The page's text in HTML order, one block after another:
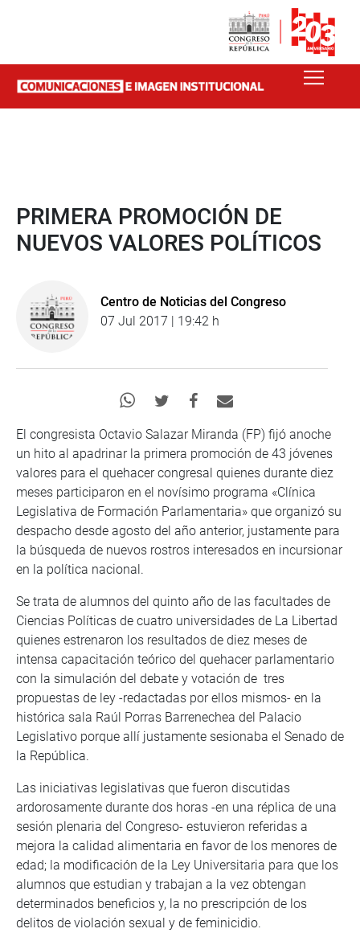
PRIMERA PROMOCIÓN DE
NUEVOS VALORES POLÍTICOS
Centro de Noticias del Congreso
07 Jul 2017 | 19:42 h
El congresista Octavio Salazar Miranda (FP) fijó anoche
un hito al apadrinar la primera promoción de 43 jóvenes
valores para el quehacer congresal quienes durante diez
meses participaron en el novísimo programa «Clínica
Legislativa de Formación Parlamentaria» que organizó su
despacho desde agosto del año anterior, justamente para
la búsqueda de nuevos rostros interesados en incursionar
en la política nacional.
Se trata de alumnos del quinto año de las facultades de
Ciencias Políticas de cuatro universidades de La Libertad
quienes estrenaron los resultados de diez meses de
intensa capacitación teórico del quehacer parlamentario
con la simulación del debate y votación de tres
propuestas de ley -redactadas por ellos mismos- en la
histórica sala Raúl Porras Barrenechea del Palacio
Legislativo porque allí justamente sesionaba el Senado de
la República.
Las iniciativas legislativas que fueron discutidas
ardorosamente durante dos horas -en una réplica de una
sesión plenaria del Congreso- estuvieron referidas a
mejora la calidad alimentaria en favor de los menores de
edad; la modificación de la Ley Universitaria para que los
alumnos que estudian y trabajan a la vez obtengan
determinados beneficios y, la no prescripción de los
delitos de violación sexual y de feminicidio.